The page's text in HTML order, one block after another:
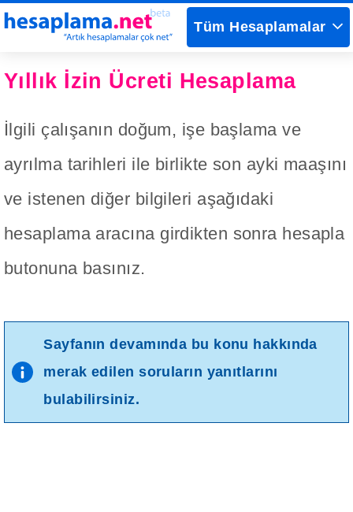
Yıllık İzin Ücreti Hesaplama
İlgili çalışanın doğum, işe başlama ve
ayrılma tarihleri ile birlikte son ayki maaşını
ve istenen diğer bilgileri aşağıdaki
hesaplama aracına girdikten sonra hesapla
butonuna basınız.
Sayfanın devamında bu konu hakkında
merak edilen soruların yanıtlarını
bulabilirsiniz.
Tüm Hesaplamalar